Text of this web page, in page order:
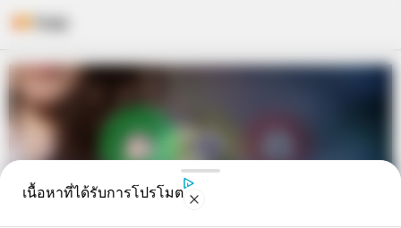
Skip
to
content
เนื้อหาที่ได้รับการโปรโมต